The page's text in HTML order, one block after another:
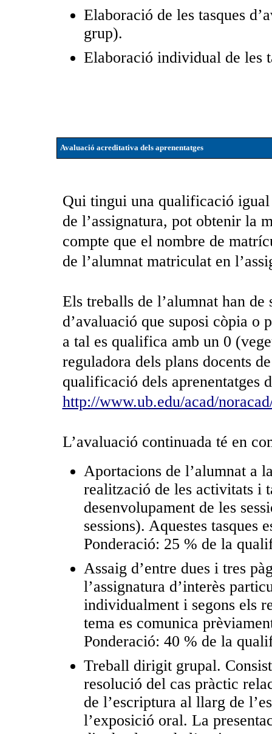
Elaboració de les tasques
grup).
Elaboració individual de les
Avaluació acreditativa dels aprenentatges
Qui tingui una qualificació
de l’assignatura, pot obtenir la
compte que el nombre de
de l’alumnat matriculat en
Els treballs de l’alumnat han
d’avaluació que suposi còpia o
a tal es qualifica amb un 0
reguladora dels plans docents
qualificació dels aprenentatges
http://www.ub.edu/acad/
L’avaluació continuada té en
Aportacions de l’alumnat a
realització de les activitats i
desenvolupament de les
sessions). Aquestes tasques
Ponderació: 25 % de la
Assaig d’entre dues i tres
l’assignatura d’interès
individualment i segons els
tema es comunica
Ponderació: 40 % de la
Treball dirigit grupal.
resolució del cas pràctic
de l’escriptura al llarg de
l’exposició oral. La